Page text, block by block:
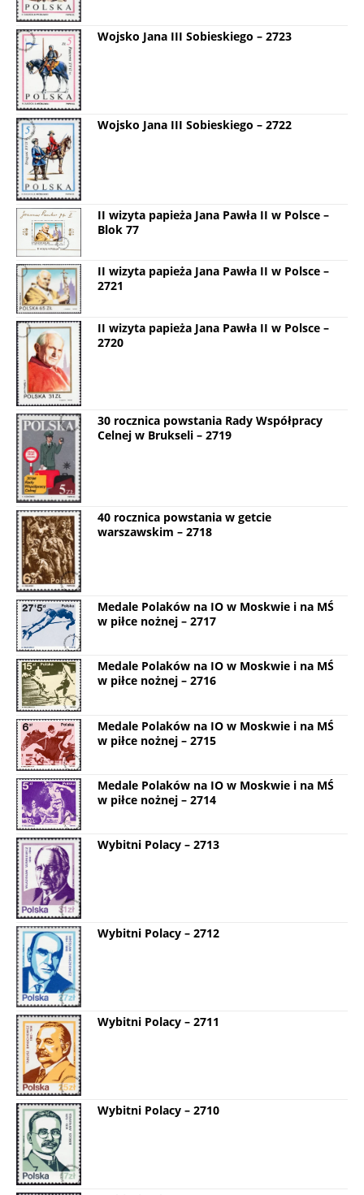
Wojsko Jana III Sobieskiego – 2723
Wojsko Jana III Sobieskiego – 2722
II wizyta papieża Jana Pawła II w Polsce –
Blok 77
II wizyta papieża Jana Pawła II w Polsce –
2721
II wizyta papieża Jana Pawła II w Polsce –
2720
30 rocznica powstania Rady Współpracy
Celnej w Brukseli – 2719
40 rocznica powstania w getcie
warszawskim – 2718
Medale Polaków na IO w Moskwie i na MŚ
w piłce nożnej – 2717
Medale Polaków na IO w Moskwie i na MŚ
w piłce nożnej – 2716
Medale Polaków na IO w Moskwie i na MŚ
w piłce nożnej – 2715
Medale Polaków na IO w Moskwie i na MŚ
w piłce nożnej – 2714
Wybitni Polacy – 2713
Wybitni Polacy – 2712
Wybitni Polacy – 2711
Wybitni Polacy – 2710